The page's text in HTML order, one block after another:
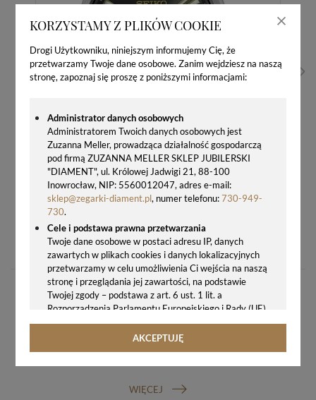
KORZYSTAMY Z PLIKÓW COOKIE
Drogi Użytkowniku, niniejszym informujemy Cię, że
przetwarzamy Twoje dane osobowe. Zanim wejdziesz na naszą
stronę, zapoznaj się proszę z poniższymi informacjami:
Administrator danych osobowych
Administratorem Twoich danych osobowych jest
Zuzanna Meller, prowadząca działalność gospodarczą
pod firmą ZUZANNA MELLER SKLEP JUBILERSKI
"DIAMENT", ul. Królowej Jadwigi 21, 88-100
Inowrocław, NIP: 5560012047, adres e-mail:
sklep@zegarki-diament.pl, numer telefonu:730-949-
730.
Cele i podstawa prawna przetwarzania
Twoje dane osobowe w postaci adresu IP, danych
zawartych w plikach cookies i danych lokalizacyjnych
przetwarzamy w celu umożliwienia Ci wejścia na naszą
stronę i przeglądania jej zawartości, na podstawie
Twojej zgody – podstawa z art. 6 ust. 1 lit. a
Rozporządzenia Parlamentu Europejskiego i Rady (UE)
2016/679 z 27.04.2016 r. w sprawie ochrony osób
fizycznych w związku z przetwarzaniem danych
AKCEPTUJĘ
1200,00 zł
WIĘCEJ